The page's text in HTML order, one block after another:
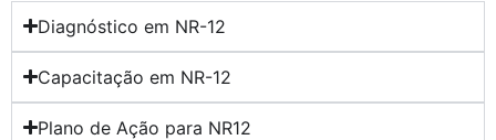
Diagnóstico em NR-12
Capacitação em NR-12
Plano de Ação para NR12